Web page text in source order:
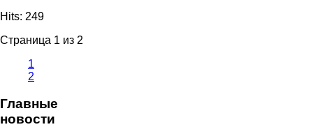
Hits: 249
Страница 1 из 2
1
2
Главные
новости